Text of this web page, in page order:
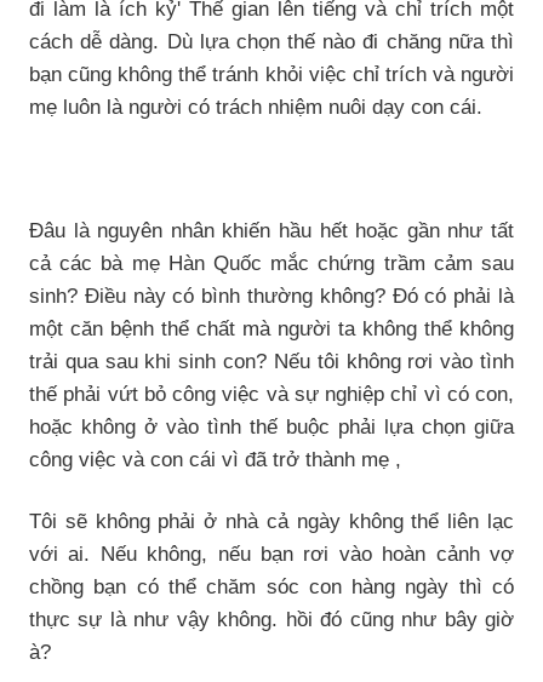
đi làm là ích kỷ' Thế gian lên tiếng và chỉ trích một
cách dễ dàng. Dù lựa chọn thế nào đi chăng nữa thì
bạn cũng không thể tránh khỏi việc chỉ trích và người
mẹ luôn là người có trách nhiệm nuôi dạy con cái.
Đâu là nguyên nhân khiến hầu hết hoặc gần như tất
cả các bà mẹ Hàn Quốc mắc chứng trầm cảm sau
sinh? Điều này có bình thường không? Đó có phải là
một căn bệnh thể chất mà người ta không thể không
trải qua sau khi sinh con? Nếu tôi không rơi vào tình
thế phải vứt bỏ công việc và sự nghiệp chỉ vì có con,
hoặc không ở vào tình thế buộc phải lựa chọn giữa
công việc và con cái vì đã trở thành mẹ ,
Tôi sẽ không phải ở nhà cả ngày không thể liên lạc
với ai. Nếu không, nếu bạn rơi vào hoàn cảnh vợ
chồng bạn có thể chăm sóc con hàng ngày thì có
thực sự là như vậy không. hồi đó cũng như bây giờ
à?